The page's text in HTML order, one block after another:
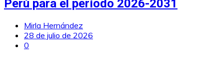
Perú para el período 2026-2031
Mirla Hernández
28 de julio de 2026
0